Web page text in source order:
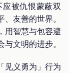
被仇恨蒙蔽双
友善的世界。
用智慧与包容避
文明的进步。
见义勇为」行为